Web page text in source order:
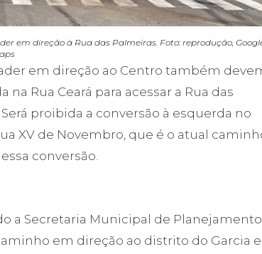
em direção à Rua das Palmeiras. Foto: reprodução,
em direção ao Centro também
Rua Ceará para acessar a Rua das
proibida a conversão à esquerda no
XV de Novembro, que é o atual
conversão.
a Secretaria Municipal de Planejamento
em direção ao distrito do Garcia e